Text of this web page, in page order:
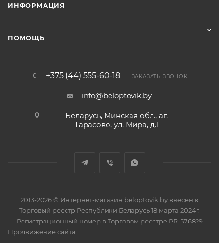
ИНФОРМАЦИЯ
ПОМОЩЬ
+375 (44) 555-60-18 ЗАКАЗАТЬ ЗВОНОК
info@beloptovik.by
Беларусь, Минская обл., аг.
Тарасово, ул. Мира, д.1
2013-2026 © Интернет-магазин beloptovik.by внесен в
Торговый реестр Республики Беларусь 18 марта 2024г.
Регистрационный номер в Торговом реестре РБ: 576829
Продвижение сайта